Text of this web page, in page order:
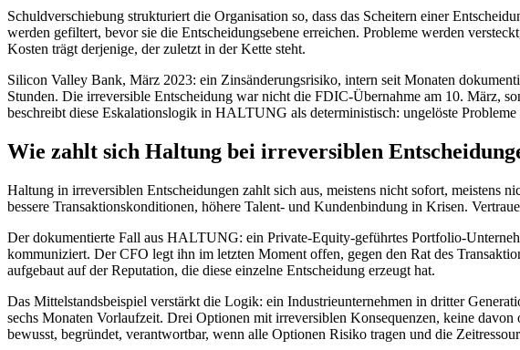
Schuldverschiebung strukturiert die Organisation so, dass das Scheitern einer
werden gefiltert, bevor sie die Entscheidungsebene erreichen. Probleme werden
Kosten trägt derjenige, der zuletzt in der Kette steht.
Silicon Valley Bank, März 2023: ein Zinsänderungsrisiko, intern seit Monaten
Stunden. Die irreversible Entscheidung war nicht die FDIC-Übernahme am 10. März,
beschreibt diese Eskalationslogik in HALTUNG als deterministisch: ungelöste
Wie zahlt sich Haltung bei irreversiblen
Haltung in irreversiblen Entscheidungen zahlt sich aus, meistens nicht sofort,
bessere Transaktionskonditionen, höhere Talent- und Kundenbindung in Krisen.
Der dokumentierte Fall aus HALTUNG: ein Private-Equity-geführtes Portfolio-
kommuniziert. Der CFO legt ihn im letzten Moment offen, gegen den Rat des
aufgebaut auf der Reputation, die diese einzelne Entscheidung erzeugt hat.
Das Mittelstandsbeispiel verstärkt die Logik: ein Industrieunternehmen in dritter
sechs Monaten Vorlaufzeit. Drei Optionen mit irreversiblen Konsequenzen, keine
bewusst, begründet, verantwortbar, wenn alle Optionen Risiko tragen und die